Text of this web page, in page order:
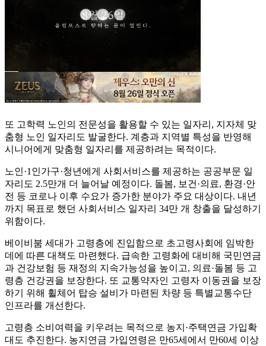
또 고학력 노인의 전문성을 활용할 수 있는 일자리, 지자체 맞
춤형 노인 일자리도 발굴한다. 계층과 지역별 특성을 반영해
시니어에게 맞춤형 일자리를 제공하려는 목적이다.
노인·1인가구·청년에게 사회서비스를 제공하는 공공부문 일
자리도 2.5만개 더 늘어날 예정이다. 돌봄, 보건·의료, 환경·안
전 등 코로나 이후 수요가 증가한 분야가 주요 대상이다. 내년
까지 목표로 했던 사회서비스 일자리 34만 개 창출을 달성하기
위함이다.
베이비붐 세대가 고령층에 진입함으로 초고령사회에 임박한
데에 따른 대책도 마련했다. 급속한 고령화에 대비해 국민연금
과 건강보험 등 재정의 지속가능성을 높이고, 의료·돌봄 등 고
령층 건강권을 보장한다. 또 교통약자인 고령자 이동권을 보장
하기 위해 휠체어 탑승 설비가 마련된 차량 등 특별교통수단
인프라를 개선한다.
고령층 소비여력을 키우려는 목적으로 농지·주택연금 가입확
대도 추진한다. 농지연금 가입연령은 만65세에서 만60세 이상